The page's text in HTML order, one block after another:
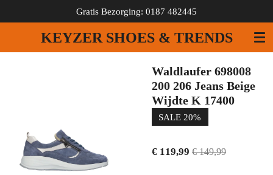
direct
de
KEYZER SHOES & TRENDS
Gratis Bezorging: 0187 482445
Waldlaufer 698008
200 206 Jeans Beige
Wijdte K 17400
SALE 20%
€ 119,99 € 149,99